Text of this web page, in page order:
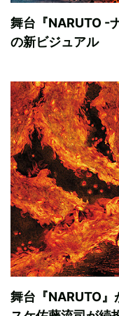
舞台『NARUTO -
の新ビジュアル
舞台『NARUTO』